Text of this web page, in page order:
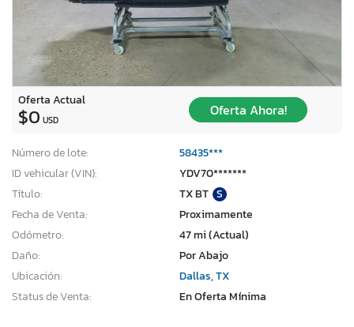
Oferta Actual
$0 USD
Oferta Ahora!
Número de lote:
58435***
ID vehicular (VIN):
YDV70*******
Título:
TX BT S
Fecha de Venta:
Proximamente
Odómetro:
47 mi (Actual)
Daño:
Por Abajo
Ubicación:
Dallas, TX
Status de Venta:
En Oferta Mínima